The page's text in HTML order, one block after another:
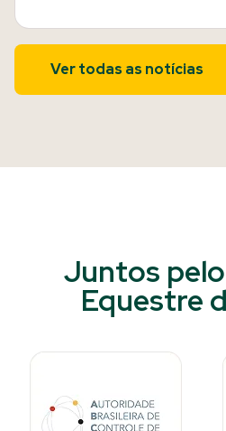
Ver todas as notícias
Juntos
Equestre